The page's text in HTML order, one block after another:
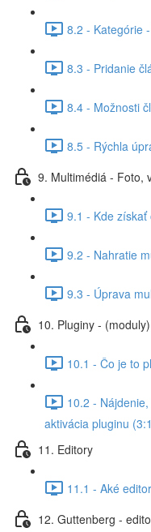
8.2 - Kategórie
8.3 - Pridanie
8.4 - Možnosti
8.5 - Rýchla
9. Multimédiá - Foto,
9.1 - Kde
9.2 - Nahratie
9.3 - Úprava
10. Pluginy - (moduly)
10.1 - Čo je to
10.2 -
aktivácia pluginu
11. Editory
11.1 - Aké
12. Guttenberg -